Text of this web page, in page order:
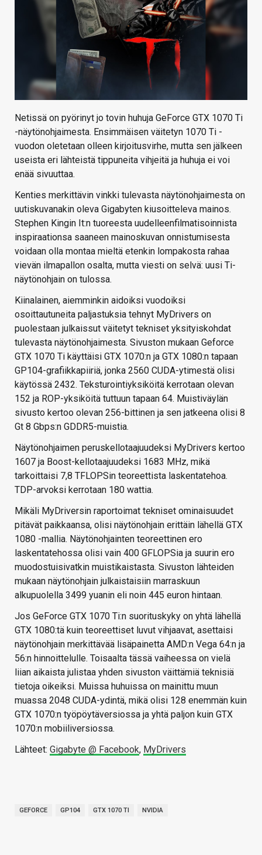
Netissä on pyörinyt jo tovin huhuja GeForce GTX 1070 Ti
-näytönohjaimesta. Ensimmäisen väitetyn 1070 Ti -
vuodon oletetaan olleen kirjoitusvirhe, mutta sen jälkeen
useista eri lähteistä tippuneita vihjeitä ja huhuja ei voi
enää sivuuttaa.
Kenties merkittävin vinkki tulevasta näytönohjaimesta on
uutiskuvanakin oleva Gigabyten kiusoitteleva mainos.
Stephen Kingin It:n tuoreesta uudelleenfilmatisoinnista
inspiraationsa saaneen mainoskuvan onnistumisesta
voidaan olla montaa mieltä etenkin lompakosta rahaa
vievän ilmapallon osalta, mutta viesti on selvä: uusi Ti-
näytönohjain on tulossa.
Kiinalainen, aiemminkin aidoiksi vuodoiksi
osoittautuneita paljastuksia tehnyt MyDrivers on
puolestaan julkaissut väitetyt tekniset yksityiskohdat
tulevasta näytönohjaimesta. Sivuston mukaan Geforce
GTX 1070 Ti käyttäisi GTX 1070:n ja GTX 1080:n tapaan
GP104-grafiikkapiiriä, jonka 2560 CUDA-ytimestä olisi
käytössä 2432. Teksturointiyksiköitä kerrotaan olevan
152 ja ROP-yksiköitä tuttuun tapaan 64. Muistiväylän
sivusto kertoo olevan 256-bittinen ja sen jatkeena olisi 8
Gt 8 Gbps:n GDDR5-muistia.
Näytönohjaimen peruskellotaajuudeksi MyDrivers kertoo
1607 ja Boost-kellotaajuudeksi 1683 MHz, mikä
tarkoittaisi 7,8 TFLOPSin teoreettista laskentatehoa.
TDP-arvoksi kerrotaan 180 wattia.
Mikäli MyDriversin raportoimat tekniset ominaisuudet
pitävät paikkaansa, olisi näytönohjain erittäin lähellä GTX
1080 -mallia. Näytönohjainten teoreettinen ero
laskentatehossa olisi vain 400 GFLOPSia ja suurin ero
muodostuisivatkin muistikaistasta. Sivuston lähteiden
mukaan näytönohjain julkaistaisiin marraskuun
alkupuolella 3499 yuanin eli noin 445 euron hintaan.
Jos GeForce GTX 1070 Ti:n suorituskyky on yhtä lähellä
GTX 1080:tä kuin teoreettiset luvut vihjaavat, asettaisi
näytönohjain merkittävää lisäpainetta AMD:n Vega 64:n ja
56:n hinnoittelulle. Toisaalta tässä vaiheessa on vielä
liian aikaista julistaa yhden sivuston väittämiä teknisiä
tietoja oikeiksi. Muissa huhuissa on mainittu muun
muassa 2048 CUDA-ydintä, mikä olisi 128 enemmän kuin
GTX 1070:n työpöytäversiossa ja yhtä paljon kuin GTX
1070:n mobiiliversiossa.
Lähteet: Gigabyte @ Facebook, MyDrivers
GEFORCE GP104 GTX 1070 TI NVIDIA